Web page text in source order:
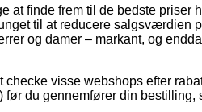
at finde frem til de bedste priser
til at reducere salgsværdien
og damer – markant, og
visse webshops efter
du gennemfører din bestilling,